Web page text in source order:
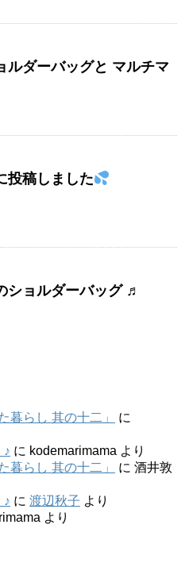
ルダーバッグと マルチマ
投稿しました
ショルダーバッグ ♬
暮らし 其の十二」
に
♪ に kodemarimama より
暮らし 其の十二」
に 酒井敦
♪ に 渡辺秋子 より
より